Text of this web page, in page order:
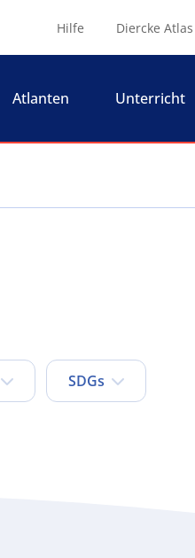
Hilfe Diercke
Atlanten Unterricht
SDGs